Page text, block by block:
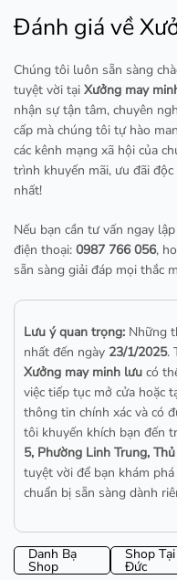
Đánh giá về
Chúng tôi luôn sẵn sàng
tuyệt vời tại Xưởng may
nhận sự tận tâm, chuyên
cấp mà chúng tôi tự hào
các kênh mạng xã hội của
trình khuyến mãi, ưu đãi
nhất!
Nếu bạn cần tư vấn ngay
điện thoại: 0987 766 056,
sẵn sàng giải đáp mọi thắc
Lưu ý quan trọng: Những
nhất đến ngày 23/1/2025.
Xưởng may minh lưu có
việc tiếp tục mở cửa hoặc
thông tin chính xác và có
tôi khuyến khích bạn đến
5, Phường Linh Trung,
tuyệt vời để bạn khám
chuẩn bị sẵn sàng dành
Danh Bạ
Shop
Shop
Đức